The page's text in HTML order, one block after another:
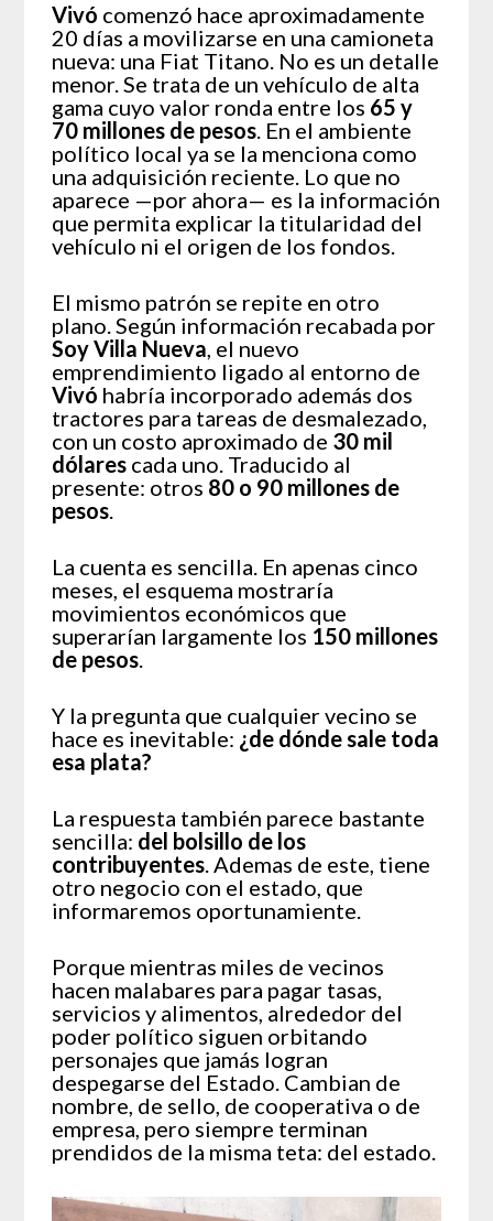
Vivó comenzó hace aproximadamente
20 días a movilizarse en una camioneta
nueva: una Fiat Titano. No es un detalle
menor. Se trata de un vehículo de alta
gama cuyo valor ronda entre los 65 y
70 millones de pesos. En el ambiente
político local ya se la menciona como
una adquisición reciente. Lo que no
aparece —por ahora— es la información
que permita explicar la titularidad del
vehículo ni el origen de los fondos.
El mismo patrón se repite en otro
plano. Según información recabada por
Soy Villa Nueva, el nuevo
emprendimiento ligado al entorno de
Vivó habría incorporado además dos
tractores para tareas de desmalezado,
con un costo aproximado de 30 mil
dólares cada uno. Traducido al
presente: otros 80 o 90 millones de
pesos.
La cuenta es sencilla. En apenas cinco
meses, el esquema mostraría
movimientos económicos que
superarían largamente los 150 millones
de pesos.
Y la pregunta que cualquier vecino se
hace es inevitable: ¿de dónde sale toda
esa plata?
La respuesta también parece bastante
sencilla: del bolsillo de los
contribuyentes. Ademas de este, tiene
otro negocio con el estado, que
informaremos oportunamiente.
Porque mientras miles de vecinos
hacen malabares para pagar tasas,
servicios y alimentos, alrededor del
poder político siguen orbitando
personajes que jamás logran
despegarse del Estado. Cambian de
nombre, de sello, de cooperativa o de
empresa, pero siempre terminan
prendidos de la misma teta: del estado.